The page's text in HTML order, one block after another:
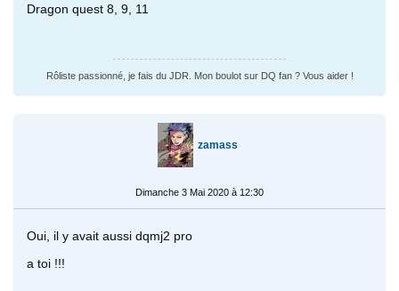
Dragon quest 8, 9, 11
Rôliste passionné, je fais du JDR. Mon boulot sur DQ fan ? Vous aider !
zamass
Dimanche 3 Mai 2020 à 12:30
Oui, il y avait aussi dqmj2 pro
a toi !!!